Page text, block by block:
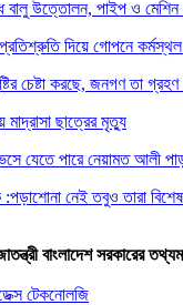
বালু উত্তোলন, পাইপ ও মেশিন
প্রতিশ্রুতি দিয়ে গোপনে
চেষ্টা করছে, জনগণ তা
মাদ্রাসা ছাত্রের মৃত্যু
যেতে পারে নেয়ামত আলী
:পড়াশোনা নেই তবুও তারা
বাংলাদেশ সরকারের
টেকনোলজি